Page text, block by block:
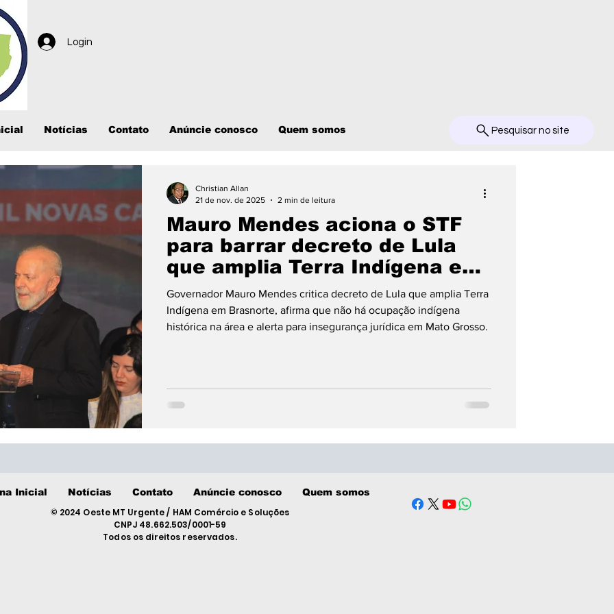
Login
Notícias Contato Anúncie conosco Quem somos Pesquisar no site
Mauro Mendes aciona o STF
para barrar decreto de Lula
que amplia Terra Indígena em
Mato Grosso
Governador Mauro Mendes critica decreto de Lula que amplia Terra
Indígena em Brasnorte, afirma que não há ocupação indígena
histórica na área e alerta para insegurança jurídica em Mato Grosso.
Christian Allan
21 de nov. de 2025
2 min de leitura
Inicial Notícias Contato Anúncie conosco Quem somos
© 2024 Oeste MT Urgente / HAM Comércio e Soluções
CNPJ 48.662.503/0001-59
Todos os direitos reservados.